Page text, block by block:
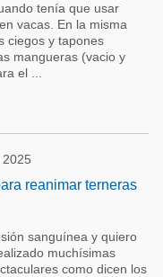
tenía que usar
vacas. En la misma
ciegos y tapones
mangueras (vacio y
el ...
reanimar terneras
sanguínea y quiero
muchísimas
como dicen los